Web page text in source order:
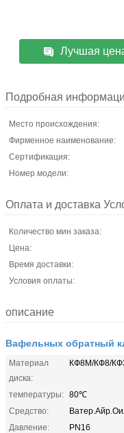
Лучшая
Подробная
Место происхождения:
Фирменное наименование:
Сертификация:
Номер модели:
Оплата и доставка
Количество мин заказа:
Цена:
Время доставки:
Условия оплаты:
описание
Вафельных обратный
Материал
диска:
КФ8М/КФ8/
температуры: 80℃
Средство:
Давление:
PN16